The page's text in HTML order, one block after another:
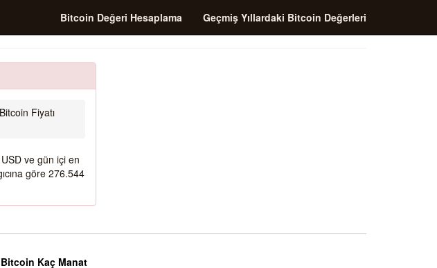
Bitcoin Değeri Hesaplama Geçmiş Yıllardaki Bitcoin Değerleri
Fiyatı
ve gün içi en
göre 276.544
Kaç Manat